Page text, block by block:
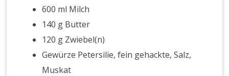
600 ml Milch
140 g Butter
120 g Zwiebel(n)
Gewürze Petersilie, fein gehackte, Salz,
Muskat